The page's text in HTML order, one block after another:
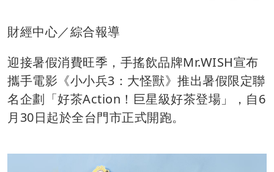
財經中心／綜合報導
迎接暑假消費旺季，手搖飲品牌Mr.WISH宣布
攜手電影《小小兵3：大怪獸》推出暑假限定聯
名企劃「好茶Action！巨星級好茶登場」，自6
月30日起於全台門市正式開跑。